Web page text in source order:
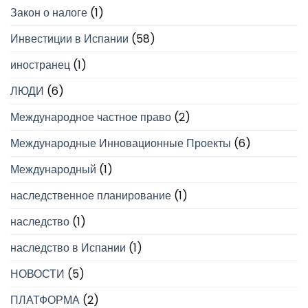
Закон о налоге (1)
Инвестиции в Испании (58)
иностранец (1)
ЛЮДИ (6)
Международное частное право (2)
Международные Инновационные Проекты (6)
Международный (1)
наследственное планирование (1)
наследство (1)
наследство в Испании (1)
НОВОСТИ (5)
ПЛАТФОРМА (2)